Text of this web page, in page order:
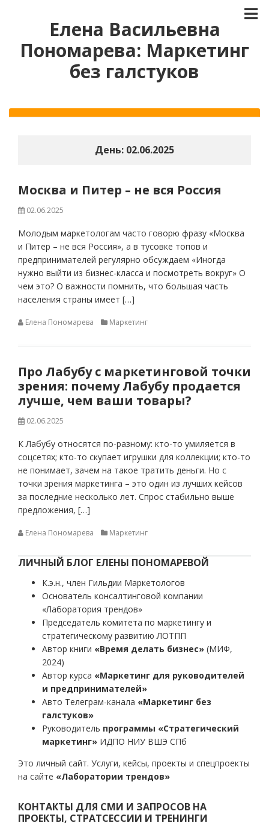
Елена Васильевна
Пономарева: Маркетинг
без галстуков
День: 02.06.2025
Москва и Питер – не вся Россия
02.06.2025
Молодым маркетологам часто говорю фразу «Москва
и Питер – не вся Россия», а в тусовке топов и
предпринимателей регулярно обсуждаем «Иногда
нужно выйти из бизнес-класса и посмотреть вокруг» О
чем это? О важности помнить, что большая часть
населения страны имеет […]
Елена Пономарева Маркетинг
Про Лабубу с маркетинговой точки
зрения: почему Лабубу продается
лучше, чем ваши товары?
02.06.2025
К Лабубу относятся по-разному: кто-то умиляется в
соцсетях; кто-то скупает игрушки для коллекции; кто-то
не понимает, зачем на такое тратить деньги. Но с
точки зрения маркетинга – это один из лучших кейсов
за последние несколько лет. Спрос стабильно выше
предложения, […]
Елена Пономарева Маркетинг
ЛИЧНЫЙ БЛОГ ЕЛЕНЫ ПОНОМАРЕВОЙ
К.э.н., член Гильдии Маркетологов
Основатель консалтинговой компании
«Лаборатория трендов»
Председатель комитета по маркетингу и
стратегическому развитию ЛОТПП
Автор книги «Время делать бизнес» (МИФ,
2024)
Автор курса «Маркетинг для руководителей
и предпринимателей»
Авто Телеграм-канала «Маркетинг без
галстуков»
Руководитель программы «Стратегический
маркетинг» ИДПО НИУ ВШЭ СПб
Это личный сайт. Услуги, кейсы, проекты и спецпроекты
на сайте «Лаборатории трендов»
КОНТАКТЫ ДЛЯ СМИ И ЗАПРОСОВ НА
ПРОЕКТЫ, СТРАТСЕССИИ И ТРЕНИНГИ